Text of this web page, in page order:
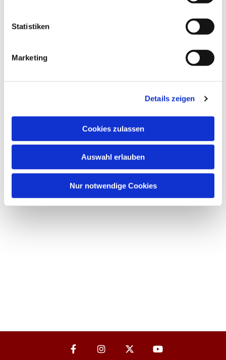
Statistiken
Marketing
Details zeigen
Cookies zulassen
Auswahl erlauben
Nur notwendige Cookies